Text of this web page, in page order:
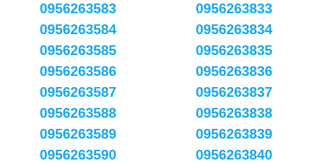
0956263583
0956263584
0956263585
0956263586
0956263587
0956263588
0956263589
0956263590
0956263833
0956263834
0956263835
0956263836
0956263837
0956263838
0956263839
0956263840